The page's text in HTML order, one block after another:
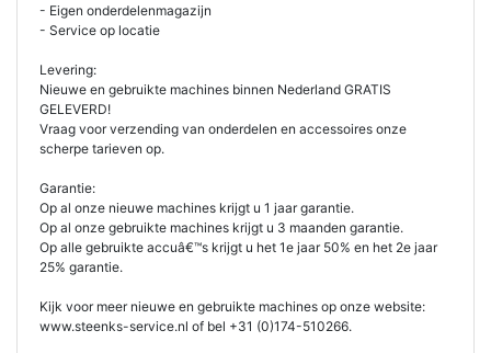
- Eigen onderdelenmagazijn
- Service op locatie
Levering:
Nieuwe en gebruikte machines binnen Nederland GRATIS
GELEVERD!
Vraag voor verzending van onderdelen en accessoires onze
scherpe tarieven op.
Garantie:
Op al onze nieuwe machines krijgt u 1 jaar garantie.
Op al onze gebruikte machines krijgt u 3 maanden garantie.
Op alle gebruikte accuâ€™s krijgt u het 1e jaar 50% en het 2e jaar
25% garantie.
Kijk voor meer nieuwe en gebruikte machines op onze website:
www.steenks-service.nl of bel +31 (0)174-510266.